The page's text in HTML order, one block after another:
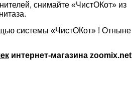
снимайте «ЧистОКот» из
системы «ЧистОКот» ! Отныне
интернет-магазина zoomix.net